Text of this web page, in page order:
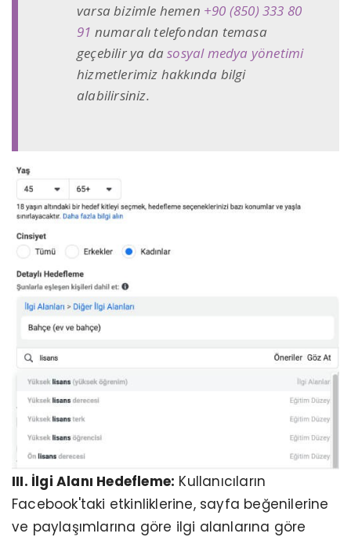
varsa bizimle hemen +90 (850) 333 80
91 numaralı telefondan temasa
geçebilir ya dasosyal medya yönetimi
hizmetlerimiz hakkında bilgi
alabilirsiniz.
III. İlgi Alanı Hedefleme: Kullanıcıların
Facebook'taki etkinliklerine, sayfa beğenilerine
ve paylaşımlarına göre ilgi alanlarına göre